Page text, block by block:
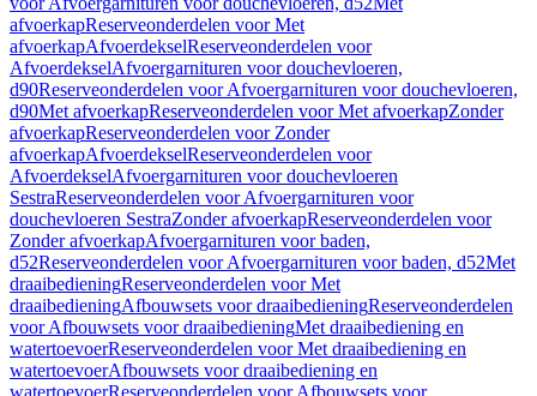
afvoerkapReserveonderdelen voor Met
afvoerkapAfvoerdekselReserveonderdelen voor
AfvoerdekselAfvoergarnituren voor douchevloeren,
d90Reserveonderdelen voor Afvoergarnituren voor douchevloeren,
d90Met afvoerkapReserveonderdelen voor Met afvoerkapZonder
afvoerkapReserveonderdelen voor Zonder
afvoerkapAfvoerdekselReserveonderdelen voor
AfvoerdekselAfvoergarnituren voor douchevloeren
SestraReserveonderdelen voor Afvoergarnituren voor
douchevloeren SestraZonder afvoerkapReserveonderdelen voor
Zonder afvoerkapAfvoergarnituren voor baden,
d52Reserveonderdelen voor Afvoergarnituren voor baden, d52Met
draaibedieningReserveonderdelen voor Met
draaibedieningAfbouwsets voor draaibedieningReserveonderdelen
voor Afbouwsets voor draaibedieningMet draaibediening en
watertoevoerReserveonderdelen voor Met draaibediening en
watertoevoerAfbouwsets voor draaibediening en
watertoevoerReserveonderdelen voor Afbouwsets voor